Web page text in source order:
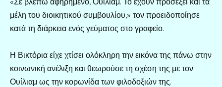
μέλη του διοικητικού συμβουλίου,» τον προειδοποίησε
κατά τη διάρκεια ενός γεύματος στο γραφείο.
Η Βικτόρια είχε χτίσει ολόκληρη την εικόνα της πάνω στην
κοινωνική ανέλιξη και θεωρούσε τη σχέση της με τον
Ουίλιαμ ως την κορωνίδα των φιλοδοξιών της.